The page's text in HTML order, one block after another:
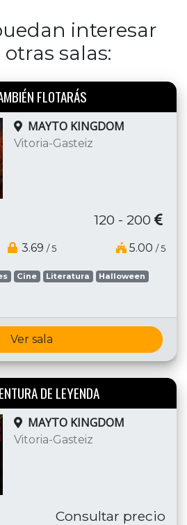
interesar
otras salas:
FLOTARÁS
MAYTO KINGDOM
Vitoria-Gasteiz
120 - 200
3.69 / 5 5.00 / 5
Cine Literatura
Halloween
Ver sala
DE LEYENDA
MAYTO KINGDOM
Vitoria-Gasteiz
Consultar precio